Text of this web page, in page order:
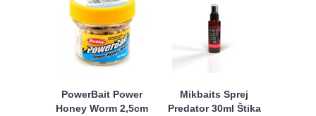
PowerBait Power
Honey Worm 2,5cm
Mikbaits Sprej
Predator 30ml Štika